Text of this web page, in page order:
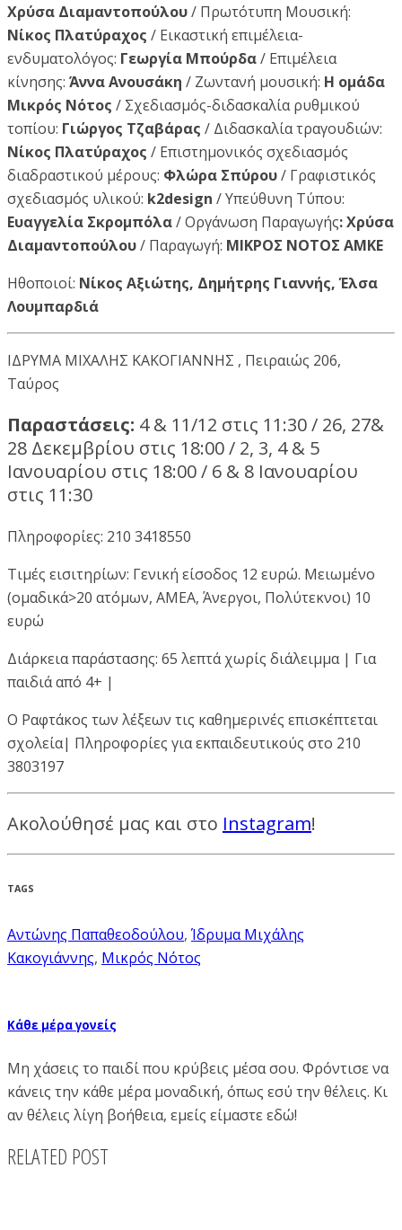
Χρύσα Διαμαντοπούλου/ Πρωτότυπη Μουσική:
Νίκος Πλατύραχος / Εικαστική επιμέλεια-
ενδυματολόγος: Γεωργία Μπούρδα/ Επιμέλεια
κίνησης: Άννα Ανουσάκη / Ζωντανή μουσική: Η ομάδα
Μικρός Νότος / Σχεδιασμός-διδασκαλία ρυθμικού
τοπίου: Γιώργος Τζαβάρας / Διδασκαλία τραγουδιών:
Νίκος Πλατύραχος / Επιστημονικός σχεδιασμός
διαδραστικού μέρους: Φλώρα Σπύρου/ Γραφιστικός
σχεδιασμός υλικού: k2design / Υπεύθυνη Τύπου:
Ευαγγελία Σκρομπόλα/ Οργάνωση Παραγωγής: Χρύσα
Διαμαντοπούλου/ Παραγωγή: ΜΙΚΡΟΣ ΝΟΤΟΣ ΑΜΚΕ
Ηθοποιοί: Νίκος Αξιώτης, Δημήτρης Γιαννής, Έλσα
Λουμπαρδιά
ΙΔΡΥΜΑ ΜΙΧΑΛΗΣ ΚΑΚΟΓΙΑΝΝΗΣ , Πειραιώς 206,
Tαύρος
Παραστάσεις: 4 & 11/12 στις 11:30 / 26, 27&
28 Δεκεμβρίου στις 18:00 / 2, 3, 4 & 5
Ιανουαρίου στις 18:00 / 6 & 8 Ιανουαρίου
στις 11:30
Πληροφορίες: 210 3418550
Τιμές εισιτηρίων: Γενική είσοδος 12 ευρώ. Μειωμένο
(ομαδικά>20 ατόμων, ΑΜΕΑ, Άνεργοι, Πολύτεκνοι) 10
ευρώ
Διάρκεια παράστασης: 65 λεπτά χωρίς διάλειμμα | Για
παιδιά από 4+ |
O Ραφτάκος των λέξεων τις καθημερινές επισκέπτεται
σχολεία| Πληροφορίες για εκπαιδευτικούς στο 210
3803197
Ακολούθησέ μας και στο Instagram!
TAGS
Αντώνης Παπαθεοδούλου, Ίδρυμα Μιχάλης
Κακογιάννης, Μικρός Νότος
Κάθε μέρα γονείς
Μη χάσεις το παιδί που κρύβεις μέσα σου. Φρόντισε να
κάνεις την κάθε μέρα μοναδική, όπως εσύ την θέλεις. Κι
αν θέλεις λίγη βοήθεια, εμείς είμαστε εδώ!
RELATED POST